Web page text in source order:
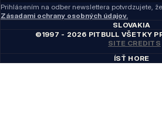
Prihlásením na odber newslettera potvrdzujete,
Zásadami ochrany osobných údajov.
SLOVAKIA
©1997 - 2026 PITBULL VŠETKY
SITE CREDITS
ÍSŤ HORE